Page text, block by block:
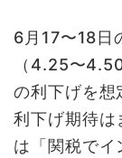
6月17〜18日
（4.25〜
の利下げを想
利下げ期待は
は「関税でイ